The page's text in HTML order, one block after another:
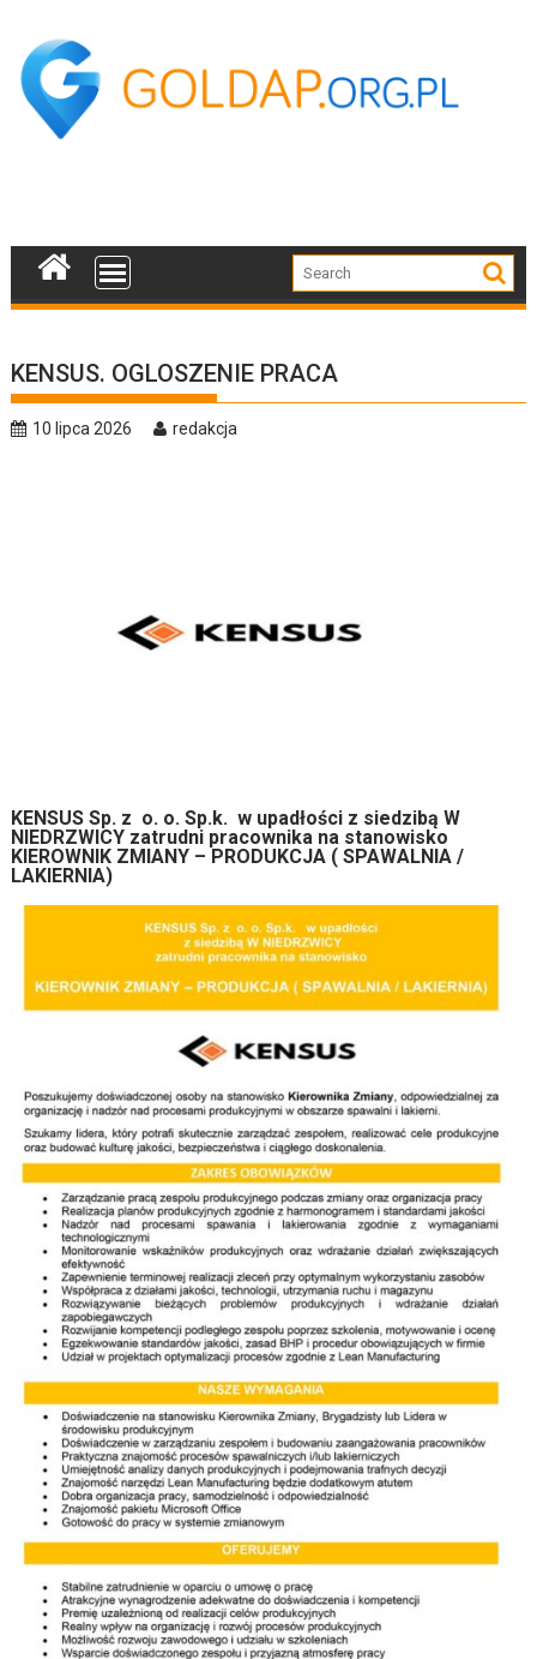
content
KENSUS. OGLOSZENIE PRACA
10 lipca 2026 redakcja
KENSUS Sp. z o. o. Sp.k. w upadłości z siedzibą W
NIEDRZWICY zatrudni pracownika na stanowisko
KIEROWNIK ZMIANY – PRODUKCJA ( SPAWALNIA /
LAKIERNIA)